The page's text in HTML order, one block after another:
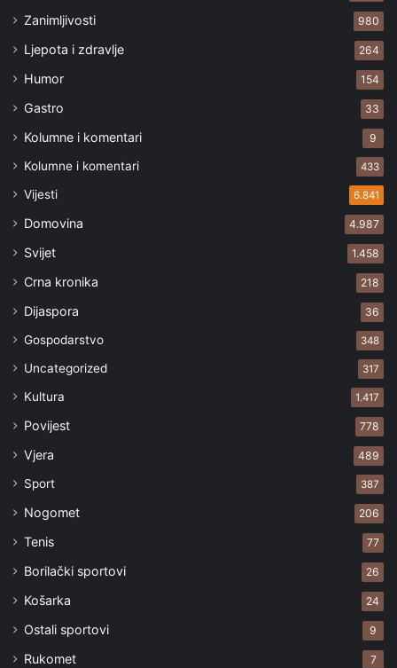
Zanimljivosti 980
Ljepota i zdravlje 264
Humor 154
Gastro 33
Kolumne i komentari 9
Kolumne i komentari 433
Vijesti 6.841
Domovina 4.987
Svijet 1.458
Crna kronika 218
Dijaspora 36
Gospodarstvo 348
Uncategorized 317
Kultura 1.417
Povijest 778
Vjera 489
Sport 387
Nogomet 206
Tenis 77
Borilački sportovi 26
Košarka 24
Ostali sportovi 9
Rukomet 7